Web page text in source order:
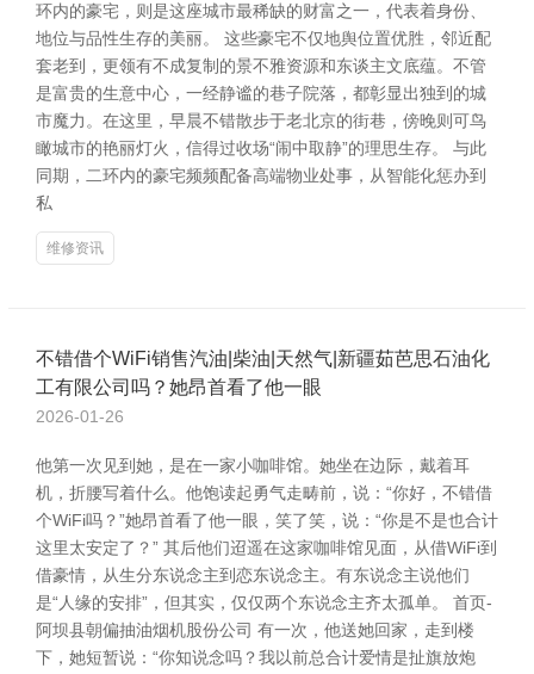
环内的豪宅，则是这座城市最稀缺的财富之一，代表着身份、
地位与品性生存的美丽。 这些豪宅不仅地舆位置优胜，邻近配
套老到，更领有不成复制的景不雅资源和东谈主文底蕴。不管
是富贵的生意中心，一经静谧的巷子院落，都彰显出独到的城
市魔力。在这里，早晨不错散步于老北京的街巷，傍晚则可鸟
瞰城市的艳丽灯火，信得过收场“闹中取静”的理思生存。 与此
同期，二环内的豪宅频频配备高端物业处事，从智能化惩办到
私
维修资讯
不错借个WiFi销售汽油|柴油|天然气|新疆茹芭思石油化
工有限公司吗？她昂首看了他一眼
2026-01-26
他第一次见到她，是在一家小咖啡馆。她坐在边际，戴着耳
机，折腰写着什么。他饱读起勇气走畴前，说：“你好，不错借
个WiFi吗？”她昂首看了他一眼，笑了笑，说：“你是不是也合计
这里太安定了？” 其后他们迢遥在这家咖啡馆见面，从借WiFi到
借豪情，从生分东说念主到恋东说念主。有东说念主说他们
是“人缘的安排”，但其实，仅仅两个东说念主齐太孤单。 首页-
阿坝县朝偏抽油烟机股份公司 有一次，他送她回家，走到楼
下，她短暂说：“你知说念吗？我以前总合计爱情是扯旗放炮